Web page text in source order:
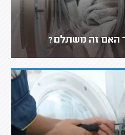
האם זה משתלם?